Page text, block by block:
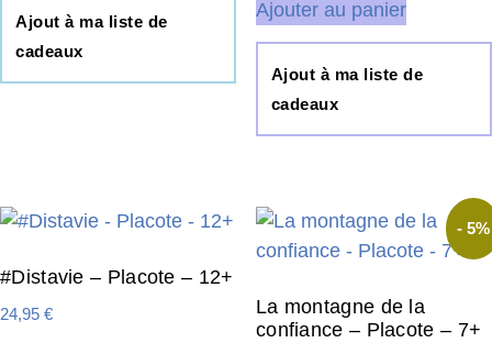
Ajout à ma liste de
cadeaux
Ajouter au panier
Ajout à ma liste de
cadeaux
#Distavie – Placote – 12+
24,95 €
- 5%
La montagne de la
confiance – Placote – 7+